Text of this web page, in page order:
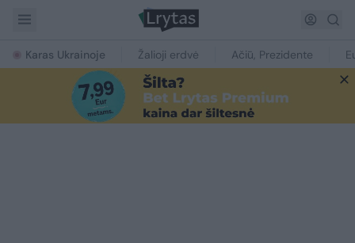
Karas Ukrainoje Žalioji erdvė Ačiū, Prezidente